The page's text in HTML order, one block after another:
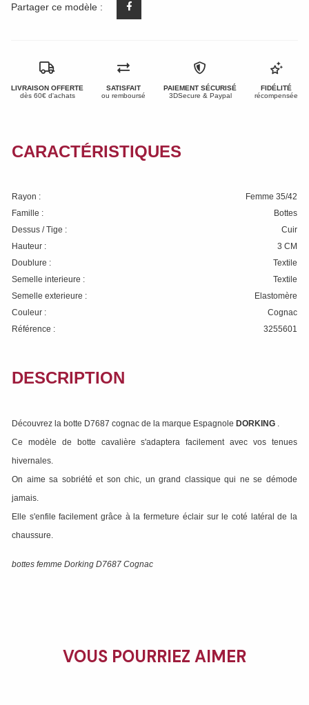
Partager ce modèle :
LIVRAISON OFFERTE
dès 60€ d'achats
SATISFAIT
ou remboursé
PAIEMENT SÉCURISÉ
3DSecure & Paypal
FIDÉLITÉ
récompensée
CARACTÉRISTIQUES
Rayon :
Femme 35/42
Famille :
Bottes
Dessus / Tige :
Cuir
Hauteur :
3 CM
Doublure :
Textile
Semelle interieure :
Textile
Semelle exterieure :
Elastomère
Couleur :
Cognac
Référence :
3255601
DESCRIPTION
Découvrez la botte D7687 cognac de la marque Espagnole DORKING .
Ce modèle de botte cavalière s'adaptera facilement avec vos tenues
hivernales.
On aime sa sobriété et son chic, un grand classique qui ne se démode
jamais.
Elle s'enfile facilement grâce à la fermeture éclair sur le coté latéral de la
chaussure.
bottes femme Dorking D7687 Cognac
VOUS POURRIEZ AIMER